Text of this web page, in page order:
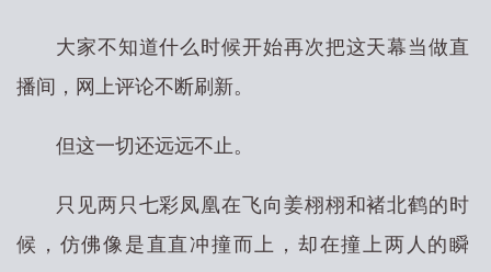
大家不知道什么时候开始再次把这天幕当做直
播间，网上评论不断刷新。
但这一切还远远不止。
只见两只七彩凤凰在飞向姜栩栩和褚北鹤的时
候，仿佛像是直直冲撞而上，却在撞上两人的瞬